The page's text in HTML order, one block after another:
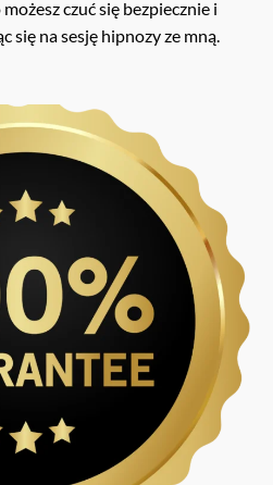
czuć się bezpiecznie i
się na sesję hipnozy ze mną.